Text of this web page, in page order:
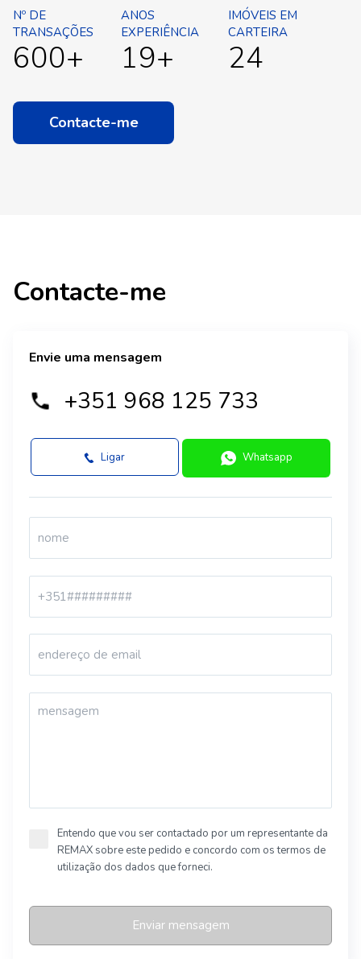
Nº DE
TRANSAÇÕES
600+
ANOS
EXPERIÊNCIA
19+
IMÓVEIS EM
CARTEIRA
24
Contacte-me
Contacte-me
Envie uma mensagem
+351 968 125 733
Ligar Whatsapp
Entendo que vou ser contactado por um representante da
REMAX sobre este pedido e concordo com os termos de
utilização dos dados que forneci.
Enviar mensagem